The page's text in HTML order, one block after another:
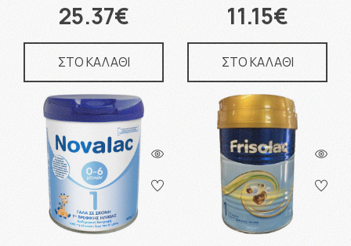
25.37€
ΣΤΟ ΚΑΛΑΘΙ
11.15€
ΣΤΟ ΚΑΛΑΘΙ